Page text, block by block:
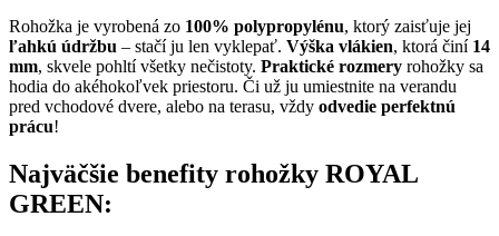
Rohožka je vyrobená zo 100% polypropylénu, ktorý zaisťuje jej
ľahkú údržbu – stačí ju len vyklepať. Výška vlákien, ktorá činí 14
mm, skvele pohltí všetky nečistoty. Praktické rozmery rohožky sa
hodia do akéhokoľvek priestoru. Či už ju umiestnite na verandu
pred vchodové dvere, alebo na terasu, vždy odvedie perfektnú
prácu!
Najväčšie benefity rohožky ROYAL
GREEN: